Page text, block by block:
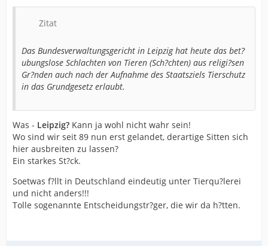
Zitat
Das Bundesverwaltungsgericht in Leipzig hat heute das bet?
ubungslose Schlachten von Tieren (Sch?chten) aus religi?sen
Gr?nden auch nach der Aufnahme des Staatsziels Tierschutz
in das Grundgesetz erlaubt.
Was - Leipzig? Kann ja wohl nicht wahr sein!
Wo sind wir seit 89 nun erst gelandet, derartige Sitten sich
hier ausbreiten zu lassen?
Ein starkes St?ck.
Soetwas f?llt in Deutschland eindeutig unter Tierqu?lerei
und nicht anders!!!
Tolle sogenannte Entscheidungstr?ger, die wir da h?tten.